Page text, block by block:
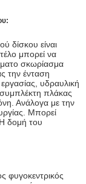
δίσκου είναι
μπορεί να
σκωρίασμα
την ένταση
υδραυλική
πλάκας
Ανάλογα με την
Μπορεί
Η δομή του
φυγοκεντρικός